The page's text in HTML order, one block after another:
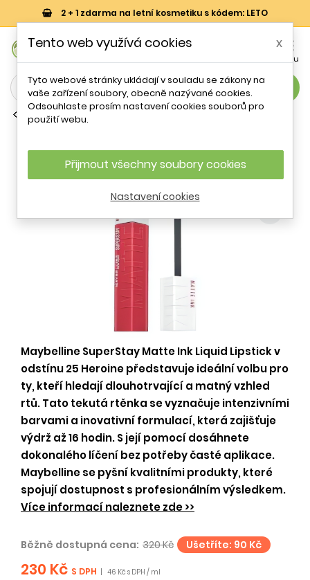
2 + 1 zdarma na letní kosmetiku s kódem: LETO

Menu
search
Běžné matné rtěnky
Lipstick 155 Savant 5 ml
- 28 %
Maybelline SuperStay Matte Ink Liquid Lipstick v
odstínu 25 Heroine představuje ideální volbu pro
ty, kteří hledají dlouhotrvající a matný vzhled
rtů. Tato tekutá rtěnka se vyznačuje intenzivními
barvami a inovativní formulací, která zajišťuje
výdrž až 16 hodin. S její pomocí dosáhnete
dokonalého líčení bez potřeby časté aplikace.
Maybelline se pyšní kvalitními produkty, které
spojují dostupnost s profesionálním výsledkem.
Více informací naleznete zde >>
Běžně dostupná cena: 320 Kč Ušetříte: 90 Kč
230 Kč S DPH 46 Kč s DPH / ml
Tento web využívá cookies x
Tyto webové stránky ukládají v souladu se zákony na
vaše zařízení soubory, obecně nazývané cookies.
Odsouhlaste prosím nastavení cookies souborů pro
použití webu.
Přijmout všechny soubory cookies
Nastavení cookies